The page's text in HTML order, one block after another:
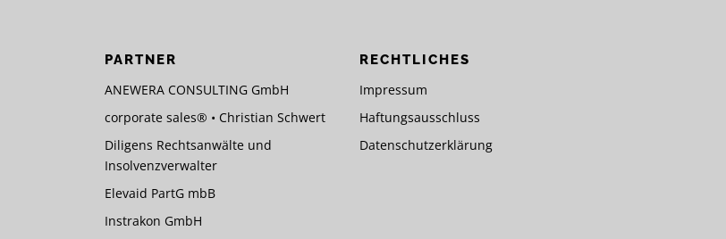
PARTNER
ANEWERA CONSULTING GmbH
corporate sales® • Christian Schwert
Diligens Rechtsanwälte und
Insolvenzverwalter
Elevaid PartG mbB
Instrakon GmbH
RECHTLICHES
Impressum
Haftungsausschluss
Datenschutzerklärung